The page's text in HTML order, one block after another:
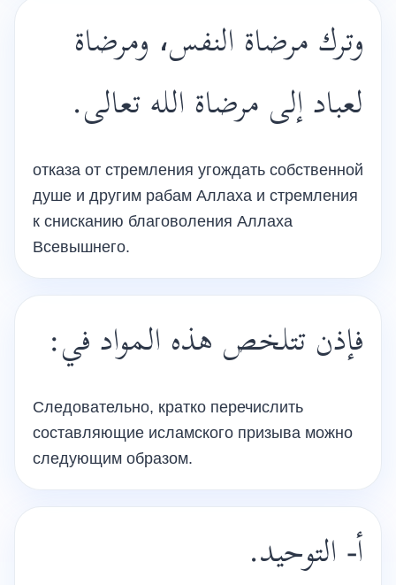
وترك مرضاة النفس، ومرضاة
لعباد إلى مرضاة الله تعالى.
отказа от стремления угождать собственной
душе и другим рабам Аллаха и стремления
к снисканию благоволения Аллаха
Всевышнего.
فإذن تتلخص هذه المواد في:
Следовательно, кратко перечислить
составляющие исламского призыва можно
следующим образом.
أ- التوحيد.